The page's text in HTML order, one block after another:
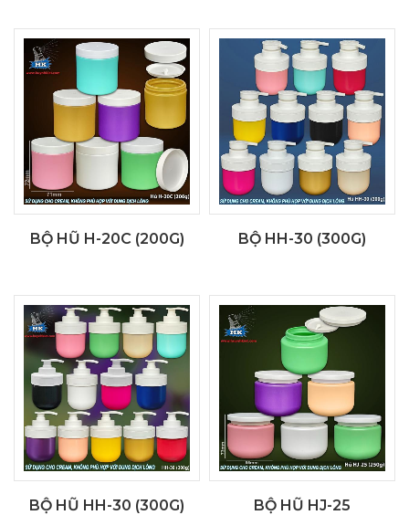
BỘ HŨ H-20C (200G) BỘ HH-30 (300G)
BỘ HŨ HH-30 (300G) BỘ HŨ HJ-25